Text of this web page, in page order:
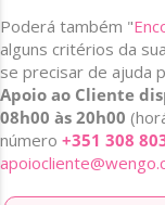
Poderá também "
alguns critérios da
se precisar de ajuda
Apoio ao Cliente
08h00 às 20h00
número +351 308